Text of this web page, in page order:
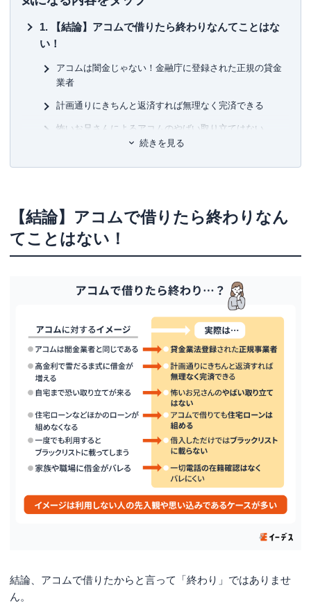
が集まる94の方法 」「介護経験FPが語る介護のマネー&ア
ドバイスの本 」「
テラー必携‼ あなたのファンを増やす魔
法の質問」などの著書もあり。
【結論】アコムで借りたら終わりなんてことはな
い！
アコムは闇金じゃない！金融庁に登録された正規の貸金
業者
計画通りにきちんと返済すれば無理なく完済できる
怖いお兄さんによるアコムのやばい取り立てはない
アコムで借りても住宅ローンは組める
アコムで実際に借入した人の口コミ・体験談
最初は恐いイメージがあったかが実際はそんなことなか
った
周囲にバレることなく借りられた
オペレーターの対応が丁寧で安心して借入できた
アコムでお金を借りるのがバレる原因
自宅に郵便物が届いて家族に見つかった
通帳の取引履歴を見られた
自動契約機（むじんくん）に入っていくところを見られ
た
アコムに申し込む流れと借入する方法
即日で借入したい人はWeb申込みがおすすめ
オペレーターに相談しながら進めたい人は自動契約機
続きを見る
【結論】アコムで借りたら終わりなん
てことはない！
結論、アコムで借りたからと言って「終わり」ではありませ
ん。